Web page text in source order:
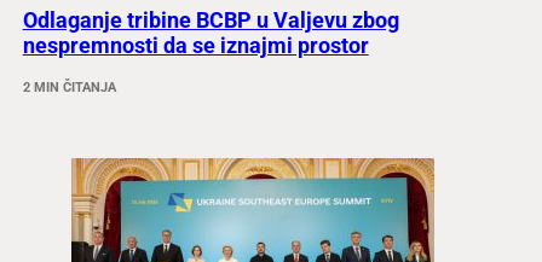
Odlaganje tribine BCBP u Valjevu zbog
nespremnosti da se iznajmi prostor
2 MIN ČITANJA